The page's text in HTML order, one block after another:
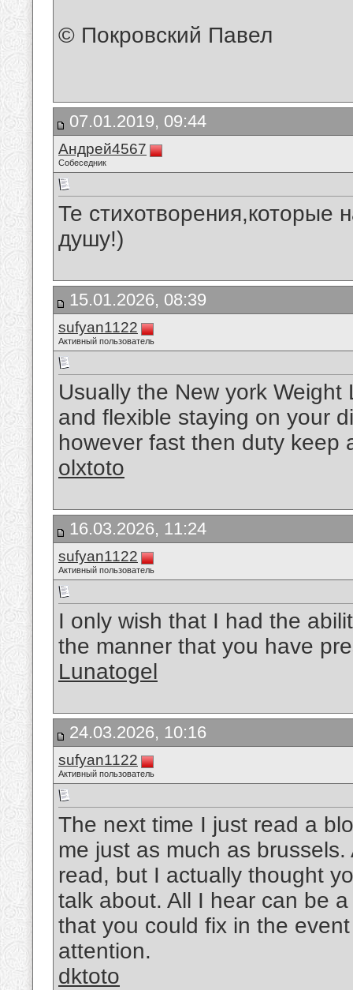
© Покровский Павел
07.01.2019, 09:44
Андрей4567
Собеседник
Те стихотворения,которые
душу!)
15.01.2026, 08:39
sufyan1122
Активный пользователь
Usually the New york
and flexible staying on your
however fast then duty keep
olxtoto
16.03.2026, 11:24
sufyan1122
Активный пользователь
I only wish that I had the
the manner that you have
Lunatogel
24.03.2026, 10:16
sufyan1122
Активный пользователь
The next time I just read a
me just as much as
read, but I actually thought
talk about. All I hear can be
that you could fix in the
attention.
dktoto